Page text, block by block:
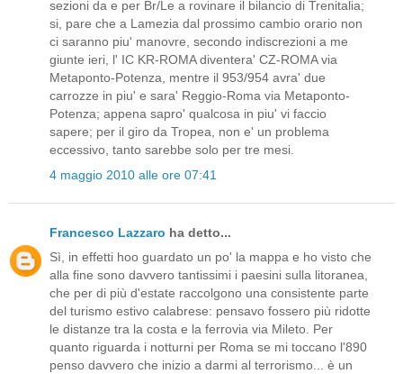
sezioni da e per Br/Le a rovinare il bilancio di Trenitalia;
si, pare che a Lamezia dal prossimo cambio orario non
ci saranno piu' manovre, secondo indiscrezioni a me
giunte ieri, l' IC KR-ROMA diventera' CZ-ROMA via
Metaponto-Potenza, mentre il 953/954 avra' due
carrozze in piu' e sara' Reggio-Roma via Metaponto-
Potenza; appena sapro' qualcosa in piu' vi faccio
sapere; per il giro da Tropea, non e' un problema
eccessivo, tanto sarebbe solo per tre mesi.
4 maggio 2010 alle ore 07:41
Francesco Lazzaro ha detto...
Sì, in effetti hoo guardato un po' la mappa e ho visto che
alla fine sono davvero tantissimi i paesini sulla litoranea,
che per di più d'estate raccolgono una consistente parte
del turismo estivo calabrese: pensavo fossero più ridotte
le distanze tra la costa e la ferrovia via Mileto. Per
quanto riguarda i notturni per Roma se mi toccano l'890
penso davvero che inizio a darmi al terrorismo... è un